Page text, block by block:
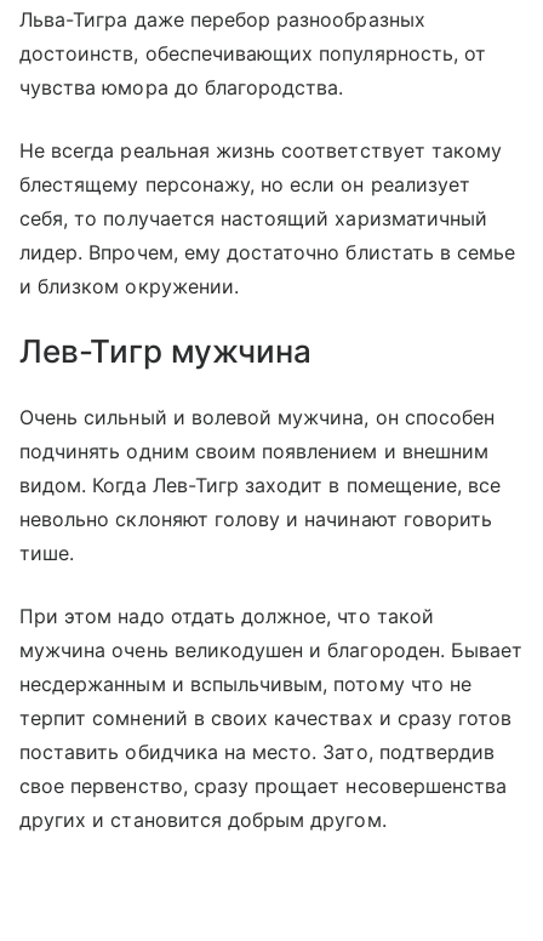
Льва-Тигра даже перебор разнообразных
достоинств, обеспечивающих популярность, от
чувства юмора до благородства.
Не всегда реальная жизнь соответствует такому
блестящему персонажу, но если он реализует
себя, то получается настоящий харизматичный
лидер. Впрочем, ему достаточно блистать в семье
и близком окружении.
Лев-Тигр мужчина
Очень сильный и волевой мужчина, он способен
подчинять одним своим появлением и внешним
видом. Когда Лев-Тигр заходит в помещение, все
невольно склоняют голову и начинают говорить
тише.
При этом надо отдать должное, что такой
мужчина очень великодушен и благороден. Бывает
несдержанным и вспыльчивым, потому что не
терпит сомнений в своих качествах и сразу готов
поставить обидчика на место. Зато, подтвердив
свое первенство, сразу прощает несовершенства
других и становится добрым другом.